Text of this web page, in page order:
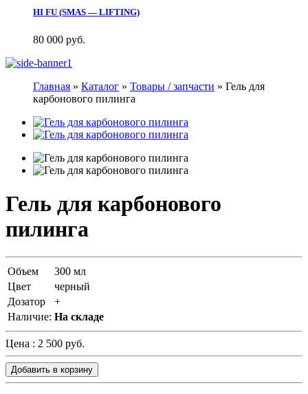
HI FU (SMAS — LIFTING)
80 000 руб.
Главная » Каталог » Товары / запчасти » Гель для
карбонового пилинга
Гель для карбонового
пилинга
Объем
300 мл
Цвет
черный
Дозатор
+
Наличие: На складе
Цена : 2 500 руб.
Добавить в корзину